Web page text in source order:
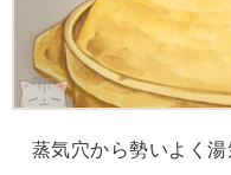
蒸気穴から勢いよく湯